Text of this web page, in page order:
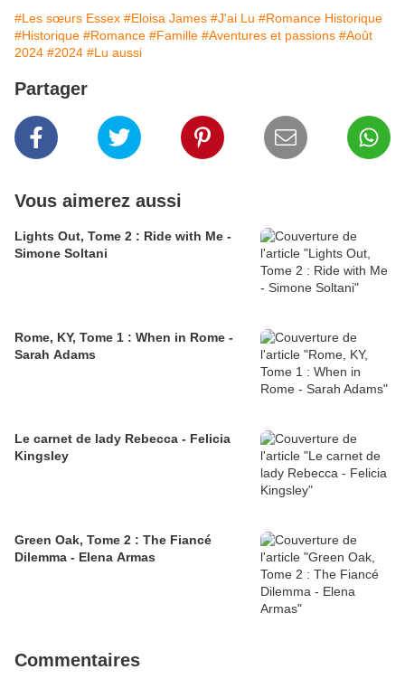
#Les sœurs Essex #Eloisa James #J'ai Lu #Romance Historique
#Historique #Romance #Famille #Aventures et passions #Août
2024 #2024 #Lu aussi
Partager
Vous aimerez aussi
Lights Out, Tome 2 : Ride with Me -
Simone Soltani
Rome, KY, Tome 1 : When in Rome -
Sarah Adams
Le carnet de lady Rebecca - Felicia
Kingsley
Green Oak, Tome 2 : The Fiancé
Dilemma - Elena Armas
Commentaires